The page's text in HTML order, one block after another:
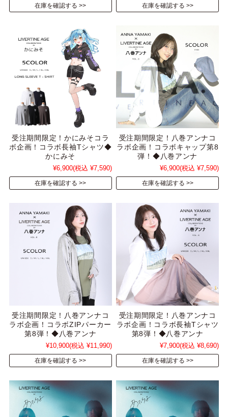
在庫を確認する 在庫を確認する
受注期間限定！かにみそコラ
ボ企画！コラボ長袖Tシャツ◆
かにみそ
¥6,900(税込 ¥7,590)
在庫を確認する
受注期間限定！八巻アンナコ
ラボ企画！コラボキャップ第8
弾！◆八巻アンナ
¥6,900(税込 ¥7,590)
在庫を確認する
受注期間限定！八巻アンナコ
ラボ企画！コラボZIPパーカー
第8弾！◆八巻アンナ
¥10,900(税込 ¥11,990)
在庫を確認する
受注期間限定！八巻アンナコ
ラボ企画！コラボ長袖Tシャツ
第8弾！◆八巻アンナ
¥7,900(税込 ¥8,690)
在庫を確認する